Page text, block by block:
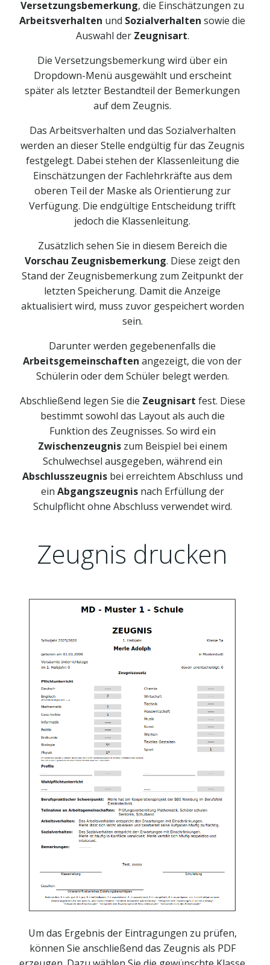
Versetzungsbemerkung, die Einschätzungen zu
Arbeitsverhalten und Sozialverhalten sowie die
Auswahl der Zeugnisart.
Die Versetzungsbemerkung wird über ein
Dropdown-Menü ausgewählt und erscheint
später als letzter Bestandteil der Bemerkungen
auf dem Zeugnis.
Das Arbeitsverhalten und das Sozialverhalten
werden an dieser Stelle endgültig für das Zeugnis
festgelegt. Dabei stehen der Klassenleitung die
Einschätzungen der Fachlehrkräfte aus dem
oberen Teil der Maske als Orientierung zur
Verfügung. Die endgültige Entscheidung trifft
jedoch die Klassenleitung.
Zusätzlich sehen Sie in diesem Bereich die
Vorschau Zeugnisbemerkung. Diese zeigt den
Stand der Zeugnisbemerkung zum Zeitpunkt der
letzten Speicherung. Damit die Anzeige
aktualisiert wird, muss zuvor gespeichert worden
sein.
Darunter werden gegebenenfalls die
Arbeitsgemeinschaften angezeigt, die von der
Schülerin oder dem Schüler belegt werden.
Abschließend legen Sie die Zeugnisart fest. Diese
bestimmt sowohl das Layout als auch die
Funktion des Zeugnisses. So wird ein
Zwischenzeugniszum Beispiel bei einem
Schulwechsel ausgegeben, während ein
Abschlusszeugnisbei erreichtem Abschluss und
ein Abgangszeugnisnach Erfüllung der
Schulpflicht ohne Abschluss verwendet wird.
Zeugnis drucken
Um das Ergebnis der Eintragungen zu prüfen,
können Sie anschließend das Zeugnis als PDF